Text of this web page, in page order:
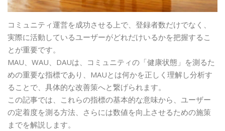
コミュニティ運営を成功させる上で、登録者数だけでなく、
実際に活動しているユーザーがどれだけいるかを把握するこ
とが重要です。
MAU、WAU、DAUは、コミュニティの「健康状態」を測るた
めの重要な指標であり、MAUとは何かを正しく理解し分析す
ることで、具体的な改善策へと繋げられます。
この記事では、これらの指標の基本的な意味から、ユーザー
の定着度を測る方法、さらには数値を向上させるための施策
までを解説します。